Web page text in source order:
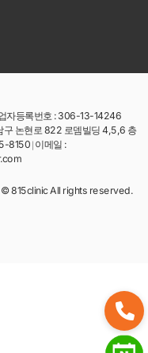
자등록번호 : 306-13-14246
구 논현로 822 로뎀빌딩 4,5,6 층
8150|이메일 :
815clinic All rights reserved.